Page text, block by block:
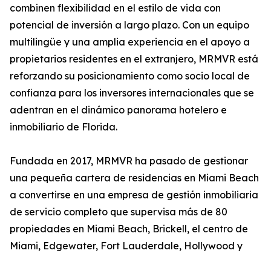
combinen flexibilidad en el estilo de vida con
potencial de inversión a largo plazo. Con un equipo
multilingüe y una amplia experiencia en el apoyo a
propietarios residentes en el extranjero, MRMVR está
reforzando su posicionamiento como socio local de
confianza para los inversores internacionales que se
adentran en el dinámico panorama hotelero e
inmobiliario de Florida.
Fundada en 2017, MRMVR ha pasado de gestionar
una pequeña cartera de residencias en Miami Beach
a convertirse en una empresa de gestión inmobiliaria
de servicio completo que supervisa más de 80
propiedades en Miami Beach, Brickell, el centro de
Miami, Edgewater, Fort Lauderdale, Hollywood y